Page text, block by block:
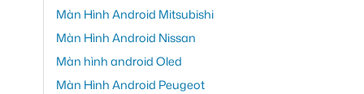
Màn Hình Android Mitsubishi
Màn Hình Android Nissan
Màn hình android Oled
Màn Hình Android Peugeot